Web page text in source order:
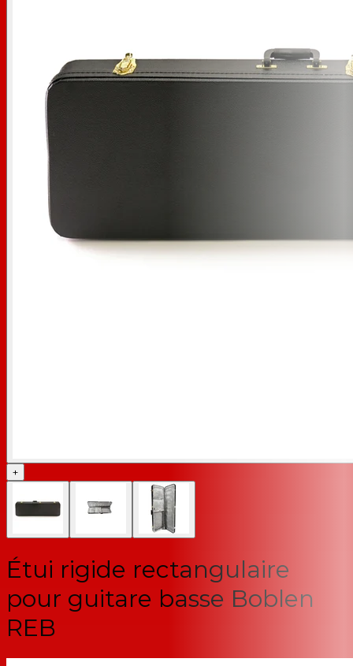
+
Étui rigide rectangulaire
pour guitare basse Boblen
REB